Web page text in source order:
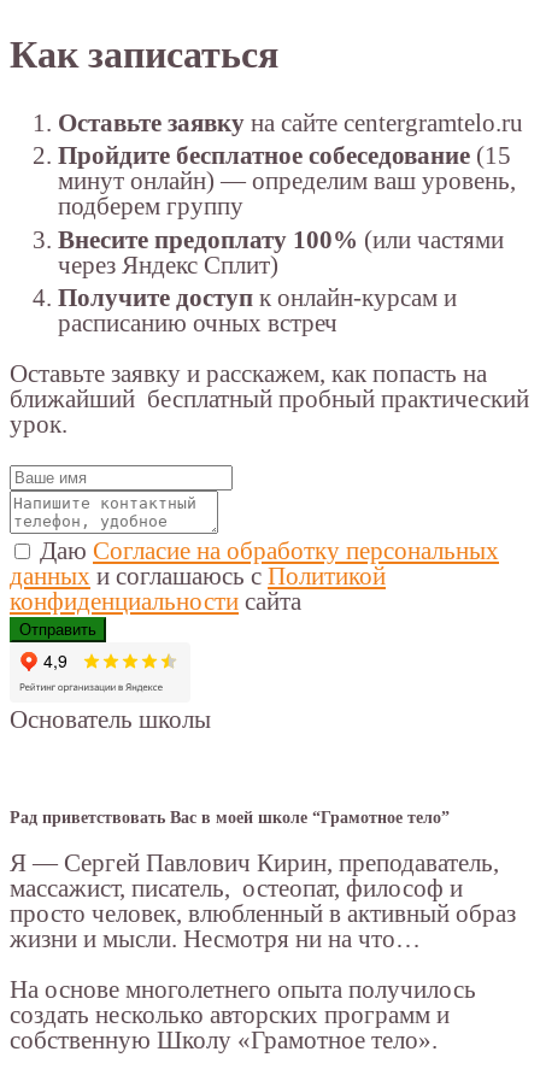
Как записаться
Оставьте заявку на сайте centergramtelo.ru
Пройдите бесплатное собеседование (15
минут онлайн) — определим ваш уровень,
подберем группу
Внесите предоплату 100% (или частями
через Яндекс Сплит)
Получите доступ к онлайн-курсам и
расписанию очных встреч
Оставьте заявку и расскажем, как попасть на
ближайший бесплатный пробный практический
урок.
Даю Согласие на обработку персональных
данных и соглашаюсь с Политикой
конфиденциальности сайта
Отправить
Основатель школы
Рад приветствовать Вас в моей школе “Грамотное тело”
Я — Сергей Павлович Кирин, преподаватель,
массажист, писатель, остеопат, философ и
просто человек, влюбленный в активный образ
жизни и мысли. Несмотря ни на что…
На основе многолетнего опыта получилось
создать несколько авторских программ и
собственную Школу «Грамотное тело».